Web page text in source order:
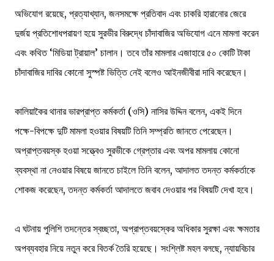
অভিযোগ রয়েছে, প্রত্যাখ্যান, জনসমক্ষে প্রতিবাদ এবং চাকরি হারানোর জেরে
দুর্জয় প্রতিশোধপরায়ণ হয়ে সুরভীর বিরুদ্ধে চাঁদাবাজির অভিযোগ এনে মামলা করেন
এবং কথিত ‘মিডিয়া ট্রায়াল’ চালান। তবে তাঁর মামলার এজাহারে ৫০ কোটি টাকা
চাঁদাবাজির দাবির কোনো সুস্পষ্ট ভিত্তি নেই বলেও আইনজীবীরা দাবি করেছেন।
কালিয়াকৈর থানার ভারপ্রাপ্ত কর্মকর্তা (ওসি) নাসির উদ্দিন বলেন, একই দিনে
পক্ষে-বিপক্ষে দুটি মামলা হওয়ার বিষয়টি তিনি সম্প্রতি জানতে পেরেছেন।
অপ্রাপ্তবয়স্ক হওয়া সত্ত্বেও সুরভীকে গ্রেপ্তার এবং অপর মামলায় কোনো
ব্যবস্থা না নেওয়ার বিষয়ে জানতে চাইলে তিনি বলেন, আদালত তদন্ত কর্মকর্তাকে
শোকজ করেছেন, তদন্ত কর্মকর্তা আদালতে জবাব দেওয়ার পর বিষয়টি দেখা হবে।
এ ঘটনায় পুলিশি তদন্তের স্বচ্ছতা, অপ্রাপ্তবয়স্কের অধিকার সুরক্ষা এবং ক্ষমতার
অপব্যবহার নিয়ে নতুন করে বিতর্ক তৈরি হয়েছে। সংশ্লিষ্ট মহল বলছে, ন্যায়বিচার